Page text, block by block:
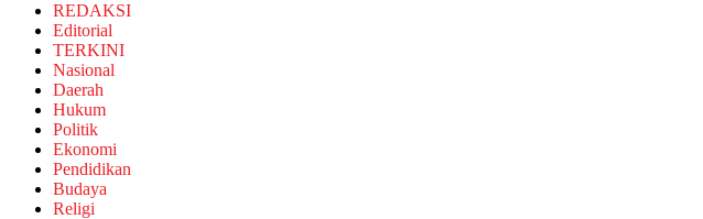
REDAKSI
Editorial
TERKINI
Nasional
Daerah
Hukum
Politik
Ekonomi
Pendidikan
Budaya
Religi